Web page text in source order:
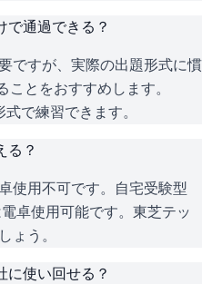
で通過できる？
ですが、実際の出題形式に慣
ことをおすすめします。
で練習できます。
る？
使用不可です。自宅受験型
卓使用可能です。東芝テッ
ょう。
に使い回せる？